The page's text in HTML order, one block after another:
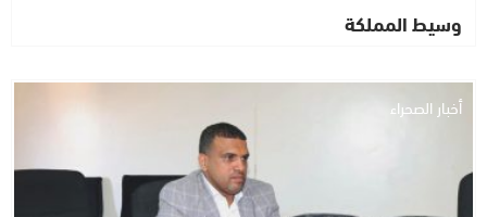
وسيط المملكة
أخبار الصحراء